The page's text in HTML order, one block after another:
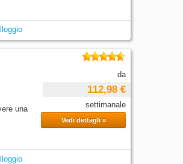
una
da
112,98 €
settimanale
Vedi dettagli »